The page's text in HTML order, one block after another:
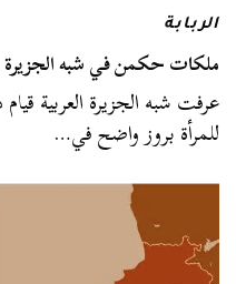
الربابة
ملكات حكمن في شبه الجزيرة
عرفت شبه الجزيرة العربية
للمرأة بروز واضح في…